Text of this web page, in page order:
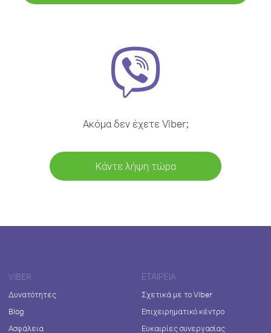
Ακόμα δεν έχετε Viber;
Κάντε λήψη τώρα
VIBER
Δυνατότητες
Blog
Ασφάλεια
ΕΤΑΙΡΕΊΑ
Σχετικά με το Viber
Επιχειρηματικό κέντρο
Ευκαιρίες συνεργασίας